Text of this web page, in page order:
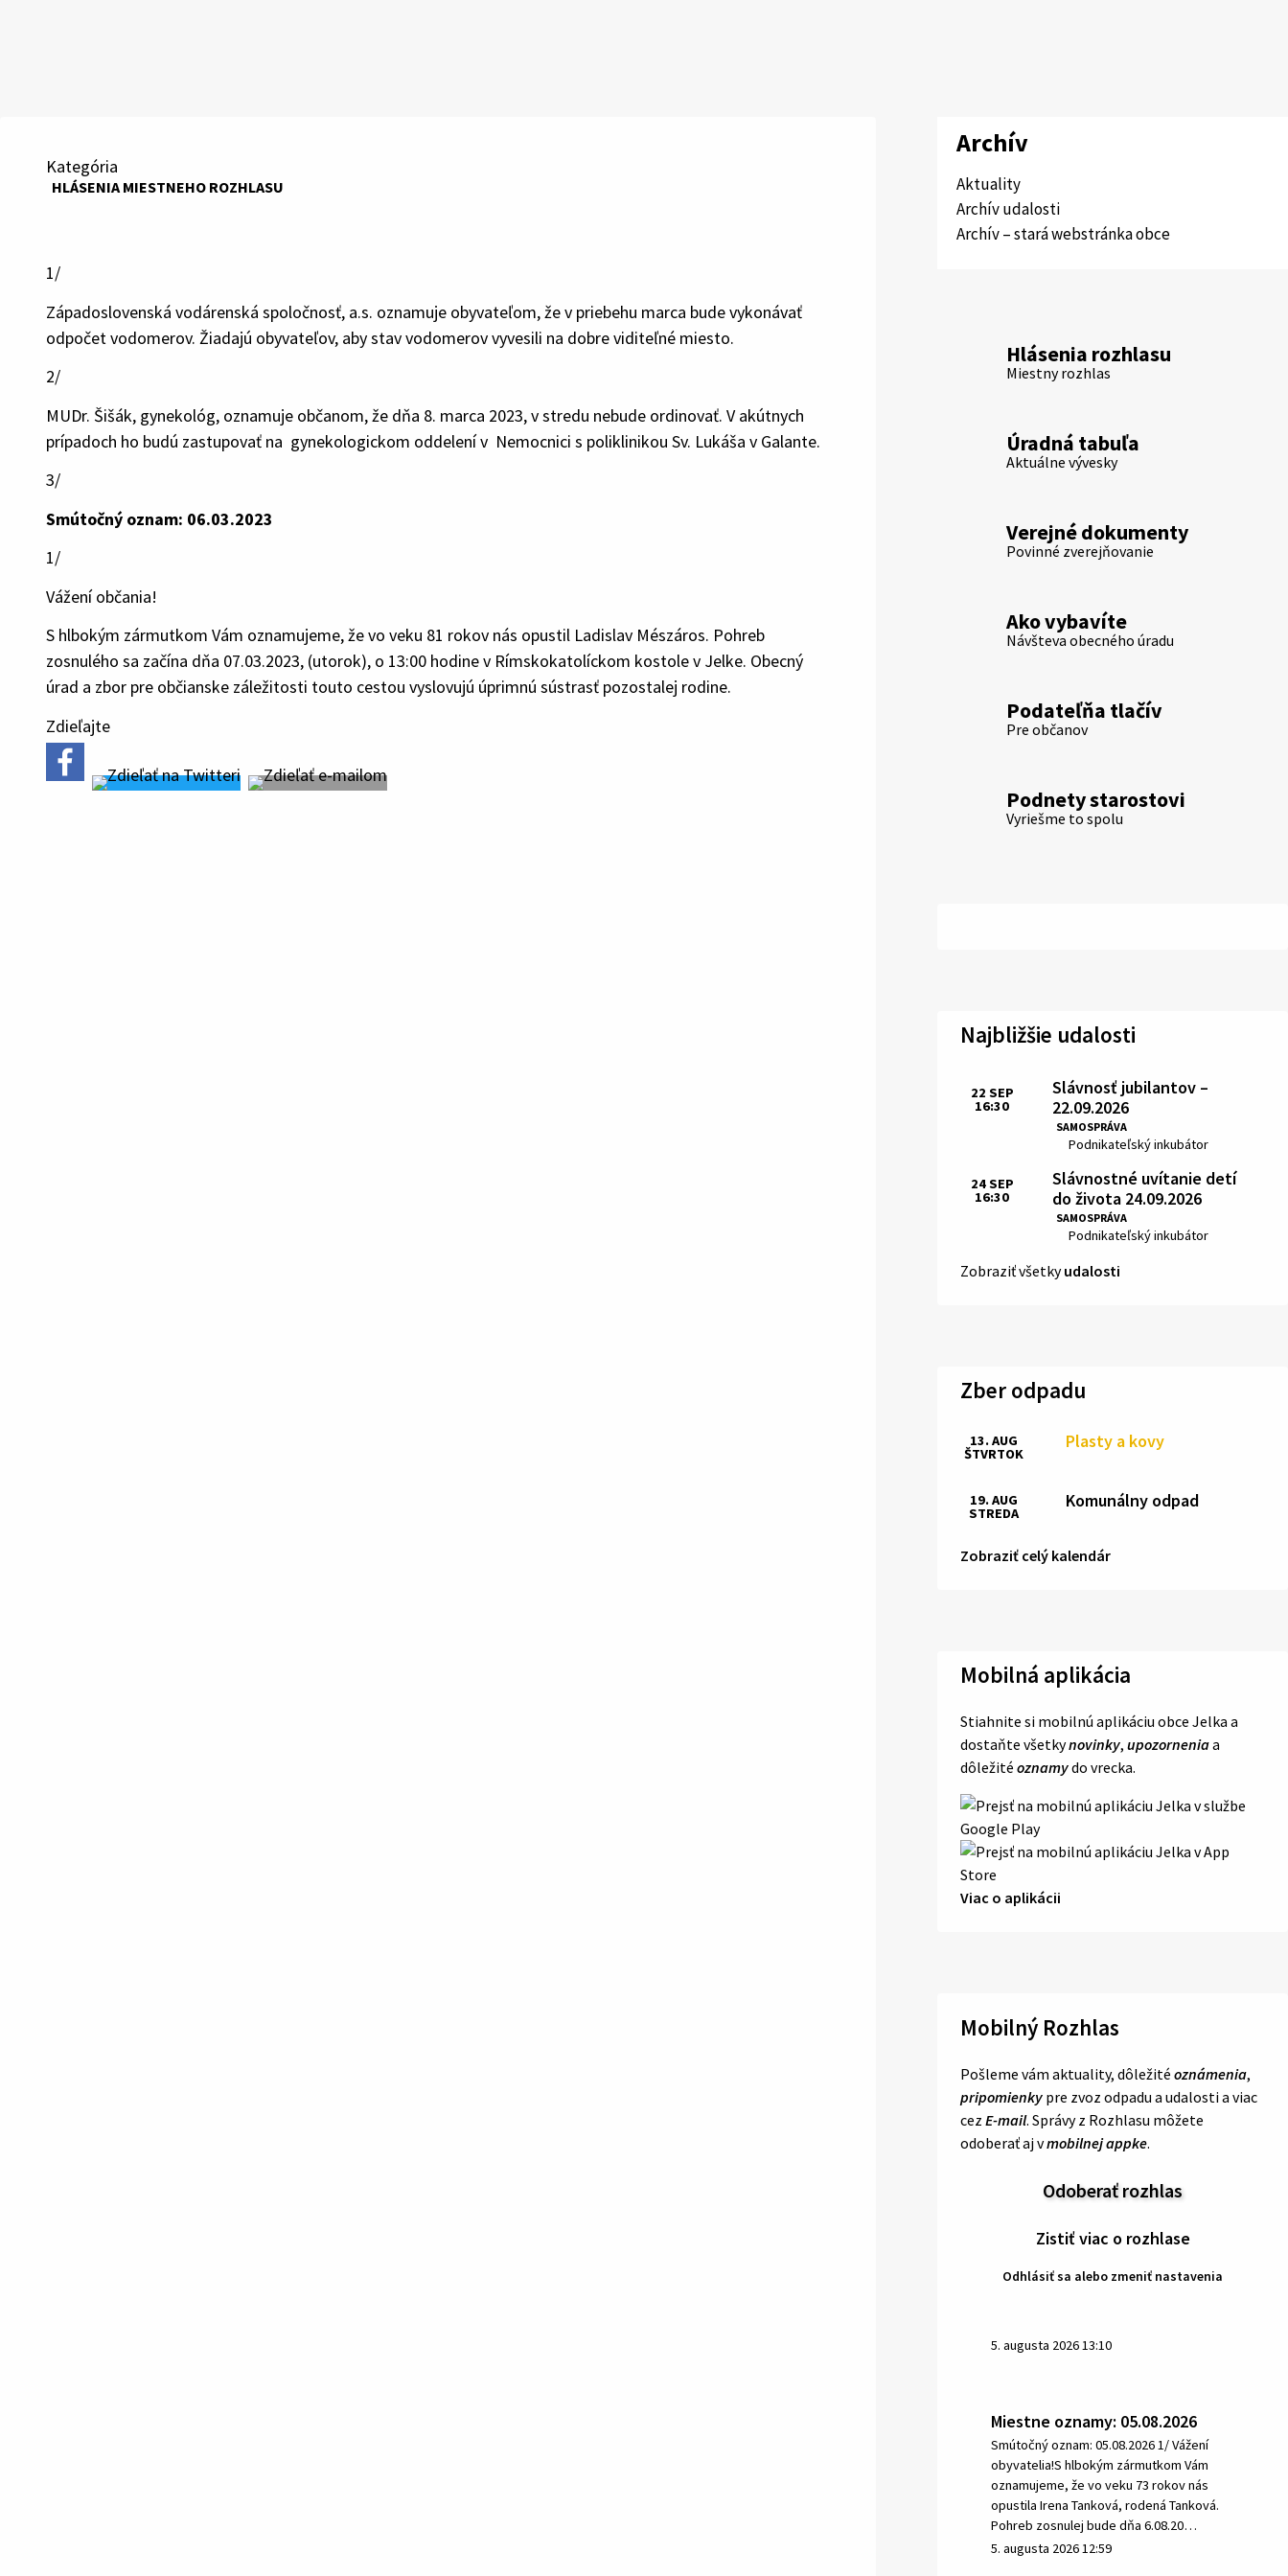
Kategória
HLÁSENIA MIESTNEHO ROZHLASU
1/
Západoslovenská vodárenská spoločnosť, a.s. oznamuje obyvateľom, že v priebehu marca bude vykonávať
odpočet vodomerov. Žiadajú obyvateľov, aby stav vodomerov vyvesili na dobre viditeľné miesto.
2/
MUDr. Šišák, gynekológ, oznamuje občanom, že dňa 8. marca 2023, v stredu nebude ordinovať. V akútnych
prípadoch ho budú zastupovať na gynekologickom oddelení v Nemocnici s poliklinikou Sv. Lukáša v Galante.
3/
Smútočný oznam: 06.03.2023
1/
Vážení občania!
S hlbokým zármutkom Vám oznamujeme, že vo veku 81 rokov nás opustil Ladislav Mészáros. Pohreb
zosnulého sa začína dňa 07.03.2023, (utorok), o 13:00 hodine v Rímskokatolíckom kostole v Jelke. Obecný
úrad a zbor pre občianske záležitosti touto cestou vyslovujú úprimnú sústrasť pozostalej rodine.
Zdieľajte
Archív
Aktuality
Archív udalosti
Archív – stará webstránka obce
Hlásenia rozhlasu
Miestny rozhlas
Úradná tabuľa
Aktuálne vývesky
Verejné dokumenty
Povinné zverejňovanie
Ako vybavíte
Návšteva obecného úradu
Podateľňa tlačív
Pre občanov
Podnety starostovi
Vyriešme to spolu
Najbližšie udalosti
Slávnosť jubilantov –
22.09.2026
SAMOSPRÁVA
Miesto:
Podnikateľský inkubátor
Čas:
22 SEP
16:30
Slávnostné uvítanie detí
do života 24.09.2026
SAMOSPRÁVA
Miesto:
Podnikateľský inkubátor
Čas:
24SEP
16:30
Zobraziť všetkyudalosti
Zber odpadu
Plasty a kovy
13. AUG
ŠTVRTOK
Komunálny odpad
19. AUG
STREDA
Zobraziť celý kalendár
Mobilná aplikácia
Stiahnite si mobilnú aplikáciu obce Jelka a
dostaňte všetkynovinky, upozorneniaa
dôležité oznamydo vrecka.
Viac o aplikácii
Mobilný Rozhlas
Pošleme vám aktuality, dôležité oznámenia,
pripomienky pre zvoz odpadu a udalosti a viac
cez E-mail. Správy z Rozhlasu môžete
odoberať aj vmobilnej appke.
Odoberať rozhlas
Zistiť viac o rozhlase
Odhlásiť sa alebo zmeniť nastavenia
5. augusta 2026 13:10
Miestne oznamy: 05.08.2026
Smútočný oznam: 05.08.2026 1/ Vážení
obyvatelia!S hlbokým zármutkom Vám
oznamujeme, že vo veku 73 rokov nás
opustila Irena Tanková, rodená Tanková.
Pohreb zosnulej bude dňa 6.08.20…
5. augusta 2026 12:59